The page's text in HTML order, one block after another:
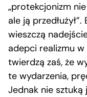
„protekcjonizm
ale ją
wieszczą
adepci realizmu
twierdzą zaś, że
te wydarzenia,
Jednak nie